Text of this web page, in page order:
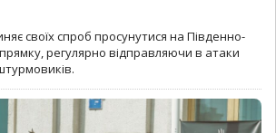
своїх спроб просунутися на Південно-
регулярно відправляючи в атаки